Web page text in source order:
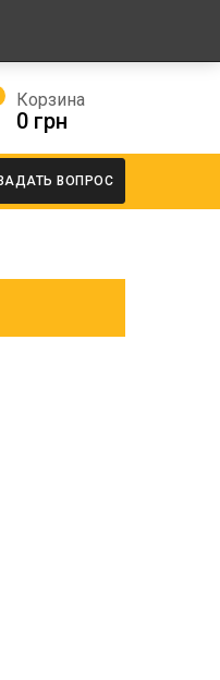
- выходные
Корзина
0 грн
ВОПРОС